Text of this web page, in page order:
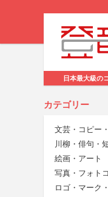
日本最大級の
カテゴリー
文芸・コピー
川柳・俳句・
絵画・アート
写真・フォト
ロゴ・マーク